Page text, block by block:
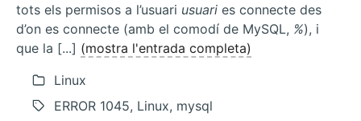
tots els permisos a l’usuari usuari es connecte des
d’on es connecte (amb el comodí de MySQL, %), i
que la [...] (mostra l'entrada completa)
Linux
ERROR 1045, Linux, mysql